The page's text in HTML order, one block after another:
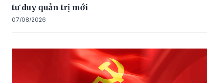
tư duy quản trị mới
07/08/2026